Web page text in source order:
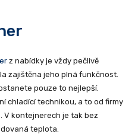
z nabídky je vždy pečlivě
zajištěna jeho plná funkčnost.
pouze to nejlepší.
chladící technikou, a to od firmy
V kontejnerech je tak bez
teplota.